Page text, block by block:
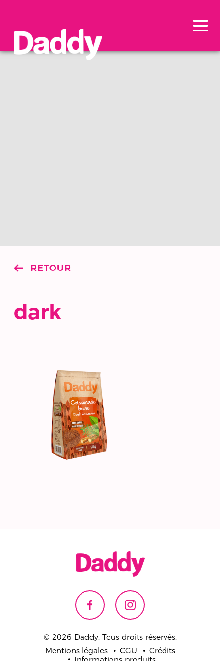
RETOUR
dark
© 2026 Daddy. Tous droits réservés.
Mentions légales
CGU
Crédits
Informations produits